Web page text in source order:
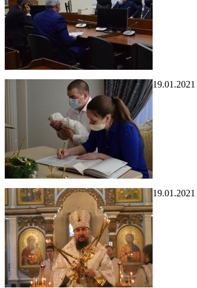
19.01.2021
19.01.2021